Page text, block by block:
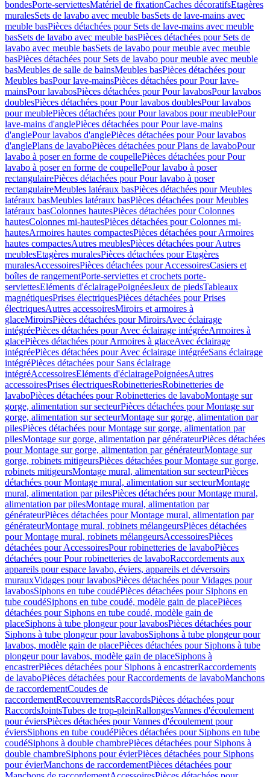
bondesPorte-serviettesMatériel de fixationCaches décoratifsEtagères
muralesSets de lavabo avec meuble basSets de lave-mains avec
meuble basPièces détachées pour Sets de lave-mains avec meuble
basSets de lavabo avec meuble basPièces détachées pour Sets de
lavabo avec meuble basSets de lavabo pour meuble avec meuble
basPièces détachées pour Sets de lavabo pour meuble avec meuble
basMeubles de salle de bainsMeubles basPièces détachées pour
Meubles basPour lave-mainsPièces détachées pour Pour lave-
mainsPour lavabosPièces détachées pour Pour lavabosPour lavabos
doublesPièces détachées pour Pour lavabos doublesPour lavabos
pour meublePièces détachées pour Pour lavabos pour meublePour
lave-mains d'anglePièces détachées pour Pour lave-mains
d'anglePour lavabos d'anglePièces détachées pour Pour lavabos
d'anglePlans de lavaboPièces détachées pour Plans de lavaboPour
lavabo à poser en forme de coupellePièces détachées pour Pour
lavabo à poser en forme de coupellePour lavabo à poser
rectangulairePièces détachées pour Pour lavabo à poser
rectangulaireMeubles latéraux basPièces détachées pour Meubles
latéraux basMeubles latéraux basPièces détachées pour Meubles
latéraux basColonnes hautesPièces détachées pour Colonnes
hautesColonnes mi-hautesPièces détachées pour Colonnes mi-
hautesArmoires hautes compactesPièces détachées pour Armoires
hautes compactesAutres meublesPièces détachées pour Autres
meublesEtagères muralesPièces détachées pour Etagères
muralesAccessoiresPièces détachées pour AccessoiresCasiers et
boîtes de rangementPorte-serviettes et crochets porte-
serviettesEléments d'éclairagePoignéesJeux de piedsTableaux
magnétiquesPrises électriquesPièces détachées pour Prises
électriquesAutres accessoiresMiroirs et armoires à
glaceMiroirsPièces détachées pour MiroirsAvec éclairage
intégréePièces détachées pour Avec éclairage intégréeArmoires à
glacePièces détachées pour Armoires à glaceAvec éclairage
intégréePièces détachées pour Avec éclairage intégréeSans éclairage
intégréPièces détachées pour Sans éclairage
intégréAccessoiresEléments d'éclairagePoignéesAutres
accessoiresPrises électriquesRobinetteriesRobinetteries de
lavaboPièces détachées pour Robinetteries de lavaboMontage sur
gorge, alimentation sur secteurPièces détachées pour Montage sur
gorge, alimentation sur secteurMontage sur gorge, alimentation par
pilesPièces détachées pour Montage sur gorge, alimentation par
pilesMontage sur gorge, alimentation par générateurPièces détachées
pour Montage sur gorge, alimentation par générateurMontage sur
gorge, robinets mitigeursPièces détachées pour Montage sur gorge,
robinets mitigeursMontage mural, alimentation sur secteurPièces
détachées pour Montage mural, alimentation sur secteurMontage
mural, alimentation par pilesPièces détachées pour Montage mural,
alimentation par pilesMontage mural, alimentation par
générateurPièces détachées pour Montage mural, alimentation par
générateurMontage mural, robinets mélangeursPièces détachées
pour Montage mural, robinets mélangeursAccessoiresPièces
détachées pour AccessoiresPour robinetteries de lavaboPièces
détachées pour Pour robinetteries de lavaboRaccordements aux
appareils pour espace lavabo, éviers, appareils et déversoirs
murauxVidages pour lavabosPièces détachées pour Vidages pour
lavabosSiphons en tube coudéPièces détachées pour Siphons en
tube coudéSiphons en tube coudé, modèle gain de placePièces
détachées pour Siphons en tube coudé, modèle gain de
placeSiphons à tube plongeur pour lavabosPièces détachées pour
Siphons à tube plongeur pour lavabosSiphons à tube plongeur pour
lavabos, modèle gain de placePièces détachées pour Siphons à tube
plongeur pour lavabos, modèle gain de placeSiphons à
encastrerPièces détachées pour Siphons à encastrerRaccordements
de lavaboPièces détachées pour Raccordements de lavaboManchons
de raccordementCoudes de
raccordementRecouvrementsRaccordsPièces détachées pour
RaccordsJointsTubes de trop-pleinRallongesVannes d'écoulement
pour éviersPièces détachées pour Vannes d'écoulement pour
éviersSiphons en tube coudéPièces détachées pour Siphons en tube
coudéSiphons à double chambrePièces détachées pour Siphons à
double chambreSiphons pour évierPièces détachées pour Siphons
pour évierManchons de raccordementPièces détachées pour